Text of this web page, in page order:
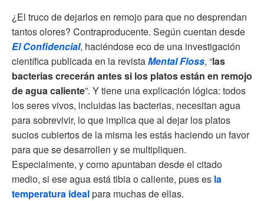
¿El truco de dejarlos en remojo para que no desprendan
tantos olores? Contraproducente. Según cuentan desde
El Confidencial, haciéndose eco de una investigación
científica publicada en la revistaMental Floss, “las
bacterias crecerán antes si los platos están en remojo
de agua caliente”. Y tiene una explicación lógica: todos
los seres vivos, incluidas las bacterias, necesitan agua
para sobrevivir, lo que implica que al dejar los platos
sucios cubiertos de la misma les estás haciendo un favor
para que se desarrollen y se multipliquen.
Especialmente, y como apuntaban desde el citado
medio, si ese agua está tibia o caliente, pues es la
temperatura idealpara muchas de ellas.